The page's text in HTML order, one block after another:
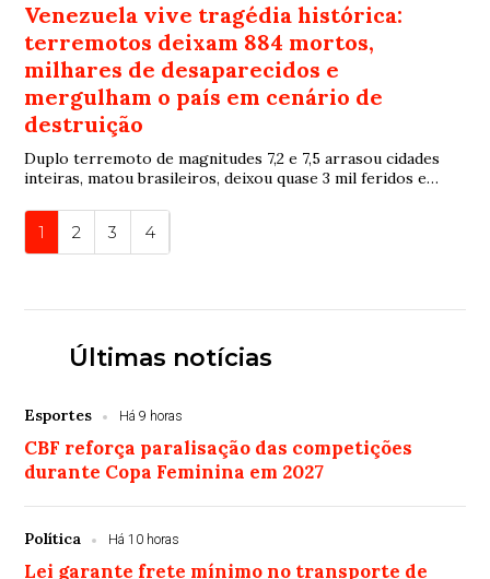
Venezuela vive tragédia histórica:
terremotos deixam 884 mortos,
milhares de desaparecidos e
mergulham o país em cenário de
destruição
Duplo terremoto de magnitudes 7,2 e 7,5 arrasou cidades
inteiras, matou brasileiros, deixou quase 3 mil feridos e
América Latina
1 2 3 4
Últimas notícias
Esportes Há 9 horas
CBF reforça paralisação das competições
durante Copa Feminina em 2027
Política Há 10 horas
Lei garante frete mínimo no transporte de